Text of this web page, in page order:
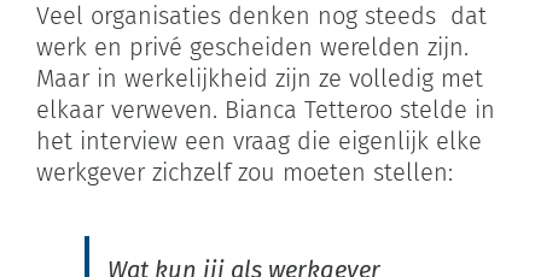
Veel organisaties denken nog steeds dat
werk en privé gescheiden werelden zijn.
Maar in werkelijkheid zijn ze volledig met
elkaar verweven. Bianca Tetteroo stelde in
het interview een vraag die eigenlijk elke
werkgever zichzelf zou moeten stellen:
Wat kun jij als werkgever